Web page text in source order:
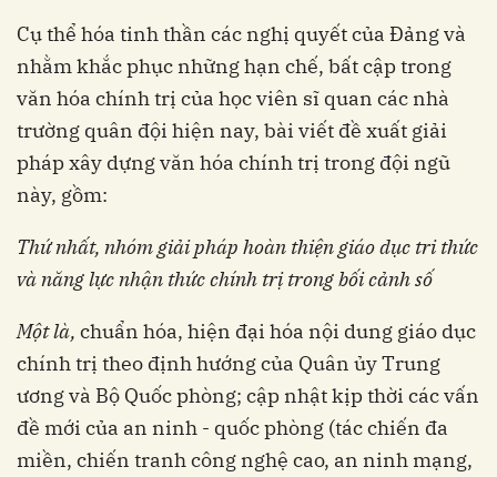
Cụ thể hóa tinh thần các nghị quyết của Đảng và
nhằm khắc phục những hạn chế, bất cập trong
văn hóa chính trị của học viên sĩ quan các nhà
trường quân đội hiện nay, bài viết đề xuất giải
pháp xây dựng văn hóa chính trị trong đội ngũ
này, gồm:
Thứ nhất, nhóm giải pháp hoàn thiện giáo dục tri thức
và năng lực nhận thức chính trị trong bối cảnh số
Một là, chuẩn hóa, hiện đại hóa nội dung giáo dục
chính trị theo định hướng của Quân ủy Trung
ương và Bộ Quốc phòng; cập nhật kịp thời các vấn
đề mới của an ninh - quốc phòng (tác chiến đa
miền, chiến tranh công nghệ cao, an ninh mạng,